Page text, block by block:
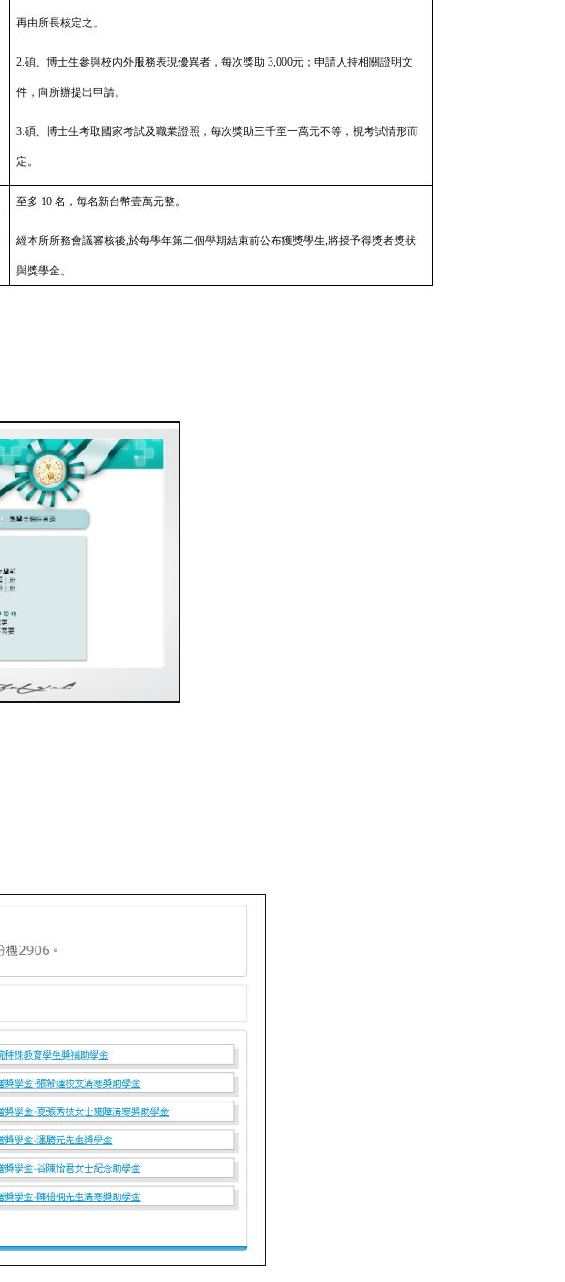
再由所長核定之。
2.碩、博士生參與校內外服務表現優異者，每次獎助 3,000元；申請人持相關證明文
件，向所辦提出申請。
3.碩、博士生考取國家考試及職業證照，每次獎助三千至一萬元不等，視考試情形而
定。
至多 10 名，每名新台幣壹萬元整。
經本所所務會議審核後,於每學年第二個學期結束前公布獲獎學生,將授予得獎者獎狀
與獎學金。